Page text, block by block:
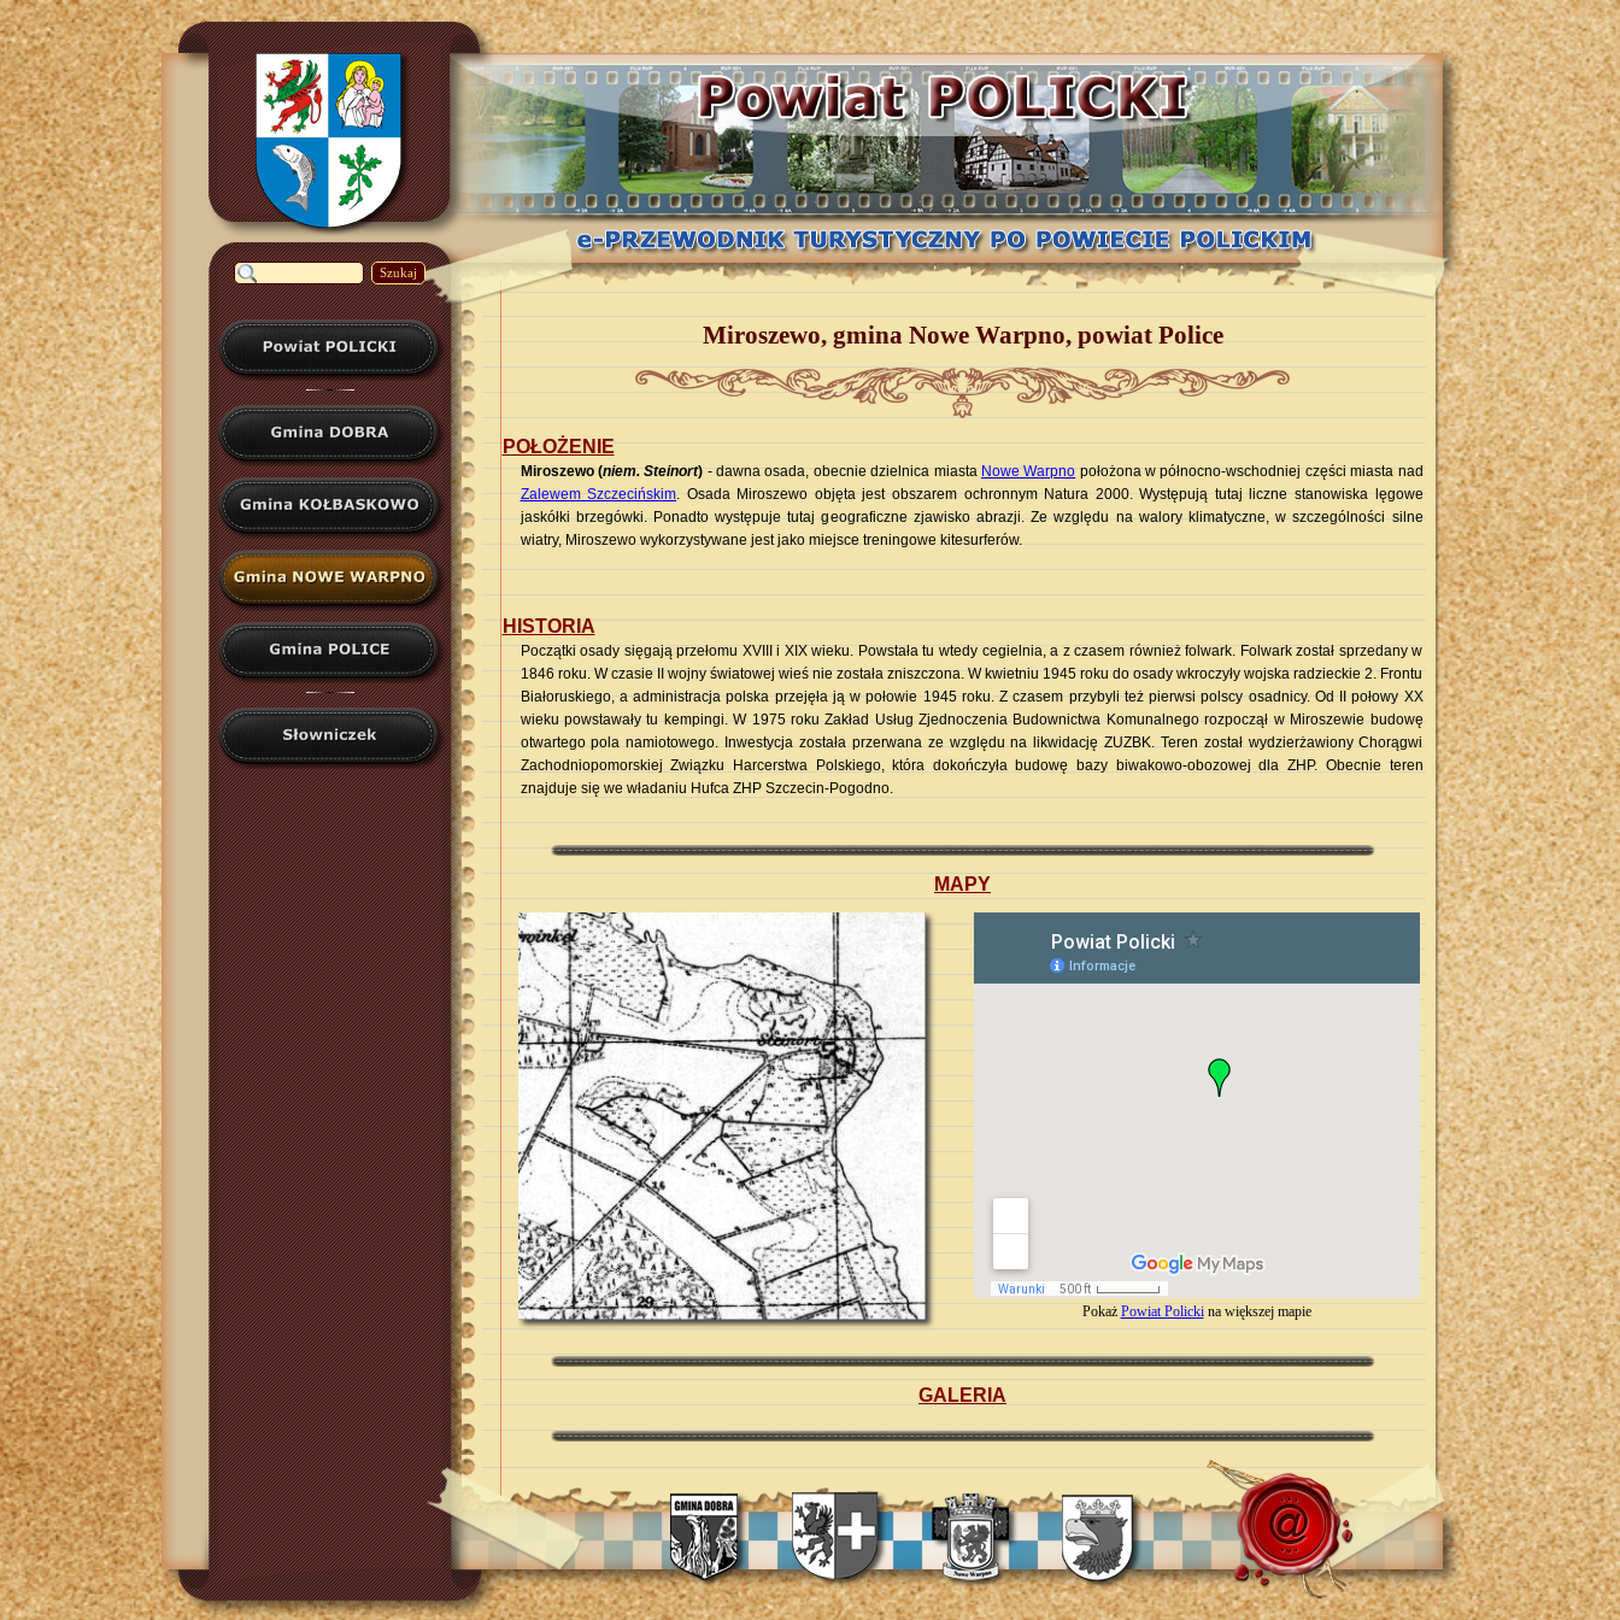
Szukaj
Miroszewo, gmina Nowe Warpno, powiat Police
POŁOŻENIE
Miroszewo (niem. Steinort)- dawna osada, obecnie dzielnica miastaNowe Warpnopołożona w północno-wschodniej części miasta nad
Zalewem Szczecińskim. Osada Miroszewo objęta jest obszarem ochronnym Natura 2000. Występują tutaj liczne stanowiska lęgowe
jaskółki brzegówki. Ponadto występuje tutaj geograficzne zjawisko abrazji. Ze względu na walory klimatyczne, w szczególności silne
wiatry, Miroszewo wykorzystywane jest jako miejsce treningowe kitesurferów.
HISTORIA
Początki osady sięgają przełomu XVIII i XIX wieku. Powstała tu wtedy cegielnia, a z czasem również folwark. Folwark został sprzedany w
1846 roku. W czasie II wojny światowej wieś nie została zniszczona. W kwietniu 1945 roku do osady wkroczyły wojska radzieckie 2. Frontu
Białoruskiego, a administracja polska przejęła ją w połowie 1945 roku. Z czasem przybyli też pierwsi polscy osadnicy. Od II połowy XX
wieku powstawały tu kempingi. W 1975 roku Zakład Usług Zjednoczenia Budownictwa Komunalnego rozpoczął w Miroszewie budowę
otwartego pola namiotowego. Inwestycja została przerwana ze względu na likwidację ZUZBK. Teren został wydzierżawiony Chorągwi
Zachodniopomorskiej Związku Harcerstwa Polskiego, która dokończyła budowę bazy biwakowo-obozowej dla ZHP. Obecnie teren
znajduje się we władaniu Hufca ZHP Szczecin-Pogodno.
MAPY
Pokaż Powiat Polickina większej mapie
GALERIA